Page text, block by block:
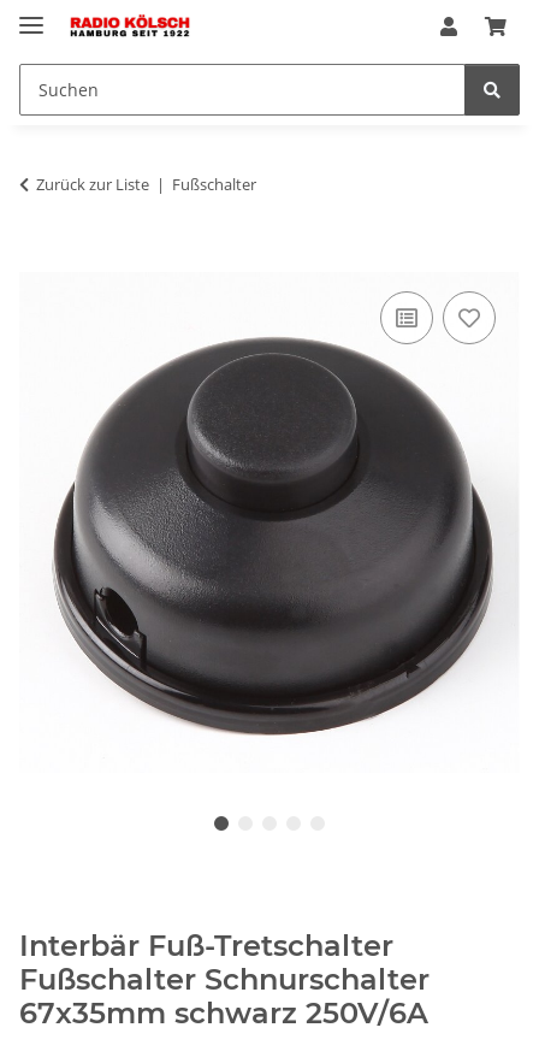
Zurück zur Liste Fußschalter
Interbär Fuß-Tretschalter
Fußschalter Schnurschalter
67x35mm schwarz 250V/6A